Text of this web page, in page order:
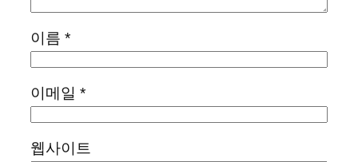
이름 *
이메일 *
웹사이트